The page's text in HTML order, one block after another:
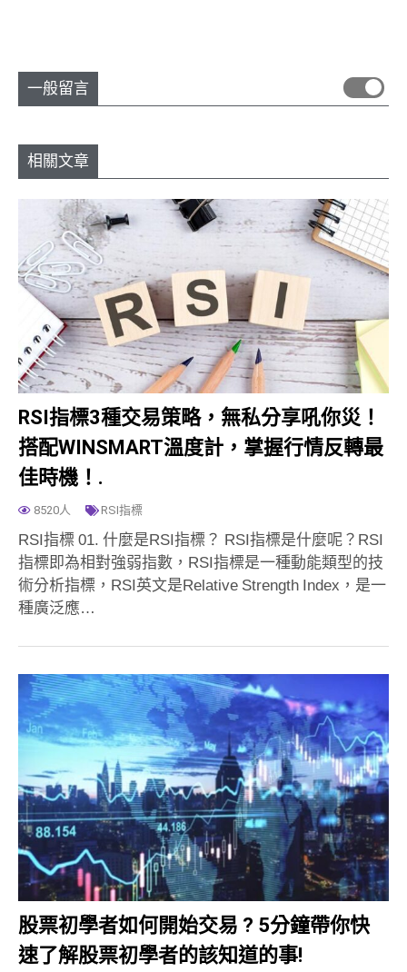
一般留言
相關文章
RSI指標3種交易策略，無私分享吼你災！
搭配WINSMART溫度計，掌握行情反轉最
佳時機！.
8520人 RSI指標
RSI指標 01. 什麼是RSI指標？ RSI指標是什麼呢？RSI
指標即為相對強弱指數，RSI指標是一種動能類型的技
術分析指標，RSI英文是Relative Strength Index，是一
種廣泛應…
股票初學者如何開始交易 ? 5分鐘帶你快
速了解股票初學者的該知道的事!